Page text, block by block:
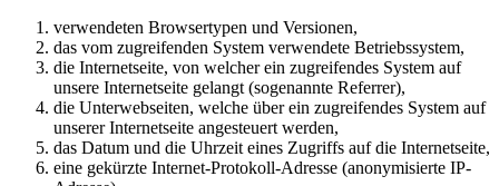
verwendeten Browsertypen und Versionen,
das vom zugreifenden System verwendete Betriebssystem,
die Internetseite, von welcher ein zugreifendes System auf
unsere Internetseite gelangt (sogenannte Referrer),
die Unterwebseiten, welche über ein zugreifendes System auf
unserer Internetseite angesteuert werden,
das Datum und die Uhrzeit eines Zugriffs auf die Internetseite,
eine gekürzte Internet-Protokoll-Adresse (anonymisierte IP-